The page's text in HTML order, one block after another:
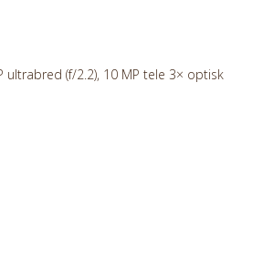
ultrabred (f/2.2), 10 MP tele 3× optisk